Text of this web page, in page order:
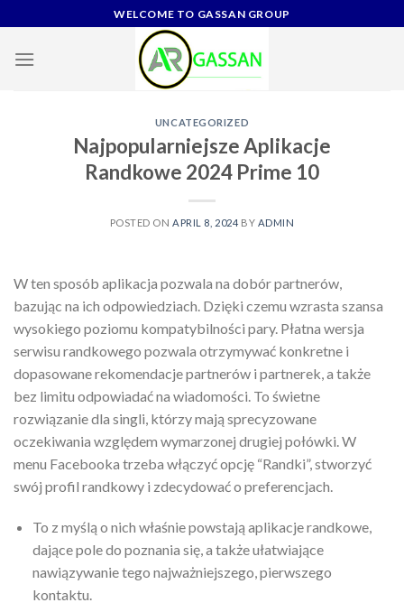
to
content
WELCOME TO GASSAN GROUP
UNCATEGORIZED
Najpopularniejsze Aplikacje
Randkowe 2024 Prime 10
POSTED ON APRIL 8, 2024 BY ADMIN
W ten sposób aplikacja pozwala na dobór partnerów,
bazując na ich odpowiedziach. Dzięki czemu wzrasta szansa
wysokiego poziomu kompatybilności pary. Płatna wersja
serwisu randkowego pozwala otrzymywać konkretne i
dopasowane rekomendacje partnerów i partnerek, a także
bez limitu odpowiadać na wiadomości. To świetne
rozwiązanie dla singli, którzy mają sprecyzowane
oczekiwania względem wymarzonej drugiej połówki. W
menu Facebooka trzeba włączyć opcję “Randki”, stworzyć
swój profil randkowy i zdecydować o preferencjach.
To z myślą o nich właśnie powstają aplikacje randkowe,
dające pole do poznania się, a także ułatwiające
nawiązywanie tego najważniejszego, pierwszego
kontaktu.